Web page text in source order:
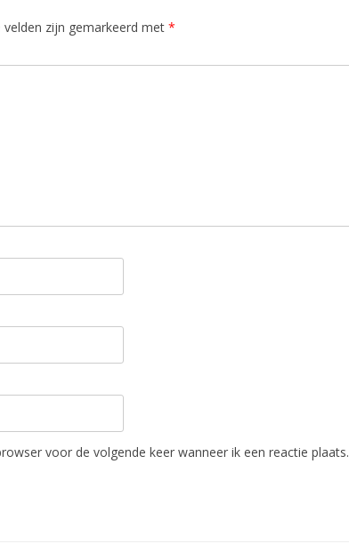
velden zijn gemarkeerd met *
voor de volgende keer wanneer ik een reactie plaats.